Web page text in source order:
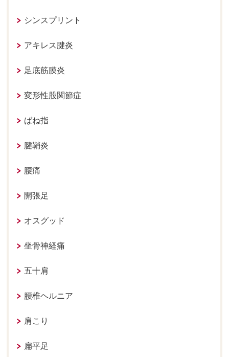
シンスプリント
アキレス腱炎
足底筋膜炎
変形性股関節症
ばね指
腱鞘炎
腰痛
開張足
オスグッド
坐骨神経痛
五十肩
腰椎ヘルニア
肩こり
扁平足